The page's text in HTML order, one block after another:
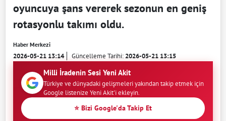
oyuncuya şans vererek sezonun en geniş
rotasyonlu takımı oldu.
Haber Merkezi
2026-05-21 13:14 Güncelleme Tarihi:2026-05-21 13:15
Milli İradenin Sesi Yeni Akit
Türkiye ve dünyadaki gelişmeleri yakından takip etmek için
Google listenize Yeni Akit'i ekleyin.
⭐ Bizi Google'da Takip Et